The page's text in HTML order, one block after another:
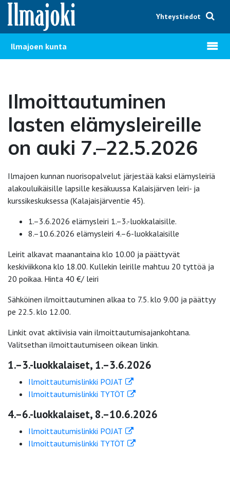
Hyppää sisältöön
Yhteystiedot
Ilmajoen kunta Avaa
Ilmoittautuminen
lasten elämysleireille
on auki 7.–22.5.2026
Ilmajoen kunnan nuorisopalvelut järjestää kaksi elämysleiriä
alakouluikäisille lapsille kesäkuussa Kalaisjärven leiri- ja
kurssikeskuksessa (Kalajaisjärventie 45).
1.–3.6.2026 elämysleiri 1.–3.-luokkalaisille.
8.–10.6.2026 elämysleiri 4.–6-luokkalaisille
Leirit alkavat maanantaina klo 10.00 ja päättyvät
keskiviikkona klo 18.00. Kullekin leirille mahtuu 20 tyttöä ja
20 poikaa. Hinta 40 €/ leiri
Sähköinen ilmoittautuminen alkaa to 7.5. klo 9.00 ja päättyy
pe 22.5. klo 12.00.
Linkit ovat aktiivisia vain ilmoittautumisajankohtana.
Valitsethan ilmoittautumiseen oikean linkin.
1.–3.-luokkalaiset, 1.–3.6.2026
Ilmoittautumislinkki POJAT
Ilmoittautumislinkki TYTÖT
4.–6.-luokkalaiset, 8.–10.6.2026
Ilmoittautumislinkki POJAT
Ilmoittautumislinkki TYTÖT